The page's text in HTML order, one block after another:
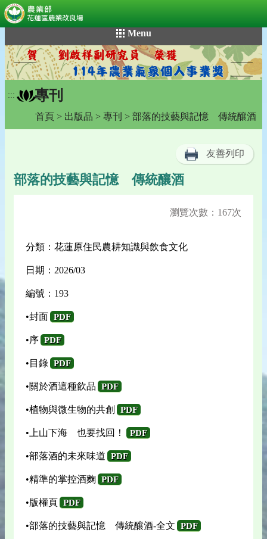
到
主
要
內
容
Menu
::: 專刊
首頁 > 出版品 > 專刊 > 部落的技藝與記憶 傳統釀酒
友善列印
部落的技藝與記憶 傳統釀酒
瀏覽次數：167次
分類：花蓮原住民農耕知識與飲食文化
日期：2026/03
編號：193
•封面 PDF
•序 PDF
•目錄 PDF
•關於酒這種飲品 PDF
•植物與微生物的共創 PDF
•上山下海 也要找回！ PDF
•部落酒的未來味道 PDF
•精準的掌控酒麴 PDF
•版權頁 PDF
•部落的技藝與記憶 傳統釀酒-全文 PDF